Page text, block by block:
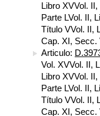
Libro XVVol.
Parte LVol. II,
Título VVol. II,
Cap. XI, Secc.
Articulo:
Vol. XVVol. II,
Libro XVVol.
Parte LVol. II,
Título VVol. II,
Cap. XI, Secc.